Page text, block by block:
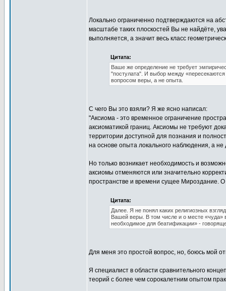
Локально ограниченно подтверждаются на
масштабе таких плоскостей Вы не найдёте,
выполняется, а значит весь класс
Цитата:
Ваше же определение не требует
"постулата". И выбор между
вопросом веры, а не опыта.
С чего Вы это взяли? Я же ясно написал:
"Аксиома - это временное ограничение
аксиоматикой границ. Аксиомы не требуют
территории доступной для познания и
на основе опыта локального наблюдения, а не
Но только возникает необходимость и
аксиомы отменяются или значительно
пространстве и времени сущее Мироздание.
Цитата:
Далее. Я не понял каких религиозных
Вашей веры. В том числе и о месте «чуда»
необходимое для беатификации» -
Для меня это простой вопрос, но, боюсь мой
Я специалист в области сравнительного
теорий с более чем сорокалетним опытом